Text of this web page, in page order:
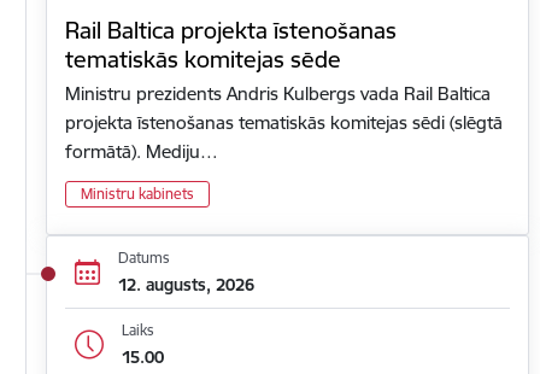
Rail Baltica projekta īstenošanas
tematiskās komitejas sēde
Ministru prezidents Andris Kulbergs vada Rail Baltica
projekta īstenošanas tematiskās komitejas sēdi (slēgtā
formātā). Mediju…
Ministru kabinets
Datums
12. augusts, 2026
Laiks
15.00